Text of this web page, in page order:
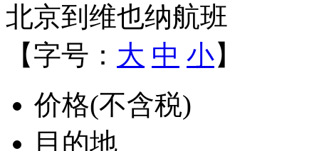
北京到维也纳航班
【字号： 大 中 小】
价格(不含税)
目的地